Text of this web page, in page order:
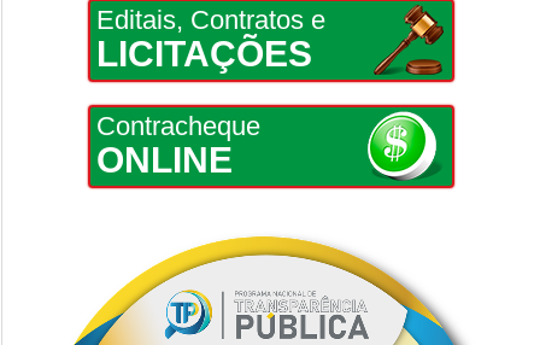
Editais, Contratos e
LICITAÇÕES
Contracheque
ONLINE